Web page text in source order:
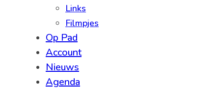
Links
Filmpjes
Op Pad
Account
Nieuws
Agenda